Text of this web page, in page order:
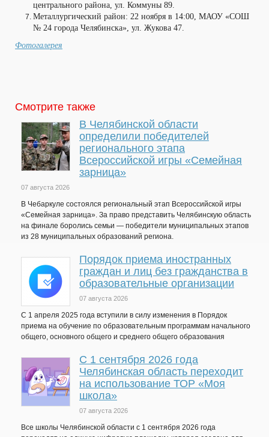
центрального района, ул. Коммуны 89.
Металлургический район: 22 ноября в 14:00, МАОУ «СОШ
№ 24 города Челябинска», ул. Жукова 47.
Фотогалерея
Смотрите также
В Челябинской области
определили победителей
регионального этапа
Всероссийской игры «Семейная
зарница»
07 августа 2026
В Чебаркуле состоялся региональный этап Всероссийской игры
«Семейная зарница». За право представить Челябинскую область
на финале боролись семьи — победители муниципальных этапов
из 28 муниципальных образований региона.
Порядок приема иностранных
граждан и лиц без гражданства в
образовательные организации
07 августа 2026
С 1 апреля 2025 года вступили в силу изменения в Порядок
приема на обучение по образовательным программам начального
общего, основного общего и среднего общего образования
С 1 сентября 2026 года
Челябинская область переходит
на использование ТОР «Моя
школа»
07 августа 2026
Все школы Челябинской области с 1 сентября 2026 года